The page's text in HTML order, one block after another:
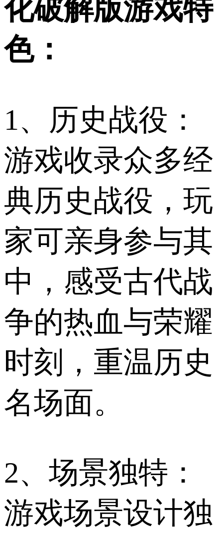
化破解版游戏特
色：
1、历史战役：
游戏收录众多经
典历史战役，玩
家可亲身参与其
中，感受古代战
争的热血与荣耀
时刻，重温历史
名场面。
2、场景独特：
游戏场景设计独